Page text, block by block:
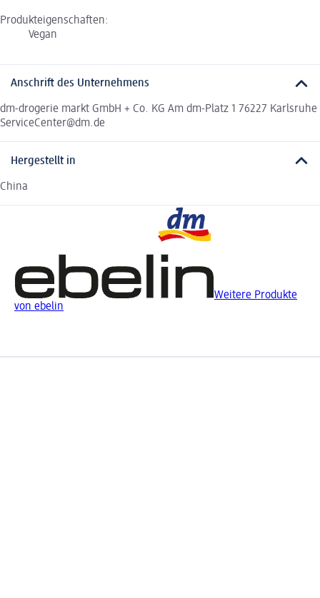
Produkteigenschaften:
Vegan
Anschrift des Unternehmens
dm-drogerie markt GmbH + Co. KG Am dm-Platz 1 76227 Karlsruhe
ServiceCenter@dm.de
Hergestellt in
China
Weitere Produkte
von ebelin